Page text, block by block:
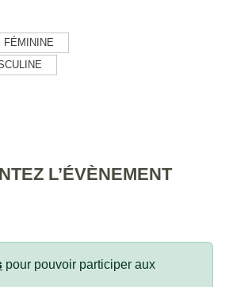
FÉMININE
L’ÉVÈNEMENT
pour pouvoir participer aux